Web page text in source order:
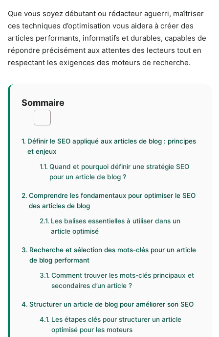
Que vous soyez débutant ou rédacteur aguerri, maîtriser
ces techniques d’optimisation vous aidera à créer des
articles performants, informatifs et durables, capables de
répondre précisément aux attentes des lecteurs tout en
respectant les exigences des moteurs de recherche.
Sommaire
Définir le SEO appliqué aux articles de blog : principes
et enjeux
Quand et pourquoi définir une stratégie SEO
pour un article de blog ?
Comprendre les fondamentaux pour optimiser le SEO
des articles de blog
Les balises essentielles à utiliser dans un
article optimisé
Recherche et sélection des mots-clés pour un article
de blog performant
Comment trouver les mots-clés principaux et
secondaires d’un article ?
Structurer un article de blog pour améliorer son SEO
Les étapes clés pour structurer un article
optimisé pour les moteurs